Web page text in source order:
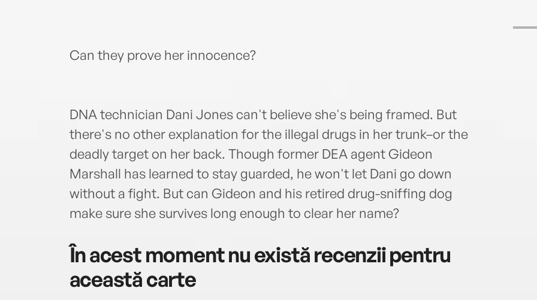
Can they prove her innocence?
DNA technician Dani Jones can't believe she's being framed. But
there's no other explanation for the illegal drugs in her trunk–or the
deadly target on her back. Though former DEA agent Gideon
Marshall has learned to stay guarded, he won't let Dani go down
without a fight. But can Gideon and his retired drug-sniffing dog
make sure she survives long enough to clear her name?
În acest moment nu există recenzii pentru
această carte